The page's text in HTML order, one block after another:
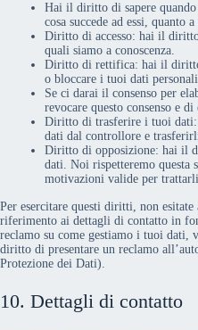
Hai il diritto di sapere
cosa succede ad essi, quanto
Diritto di accesso: hai il
quali siamo a conoscenza.
Diritto di rettifica: hai il
o bloccare i tuoi dati
Se ci darai il consenso per
revocare questo consenso e
Diritto di trasferire i tuoi
dati dal controllore e
Diritto di opposizione: hai il
dati. Noi rispetteremo questa
motivazioni valide per
Per esercitare questi diritti, non
riferimento ai dettagli di contatto in
reclamo su come gestiamo i tuoi dati,
diritto di presentare un reclamo
Protezione dei Dati).
10. Dettagli di contatto